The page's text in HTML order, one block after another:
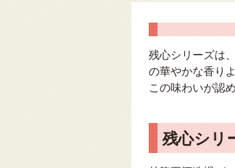
残心シリーズは
の華やかな香り
この味わいが認
残心シリ